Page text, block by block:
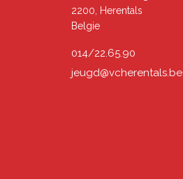
2200, Herentals
Belgie
014/22.65.90
jeugd@vcherentals.be